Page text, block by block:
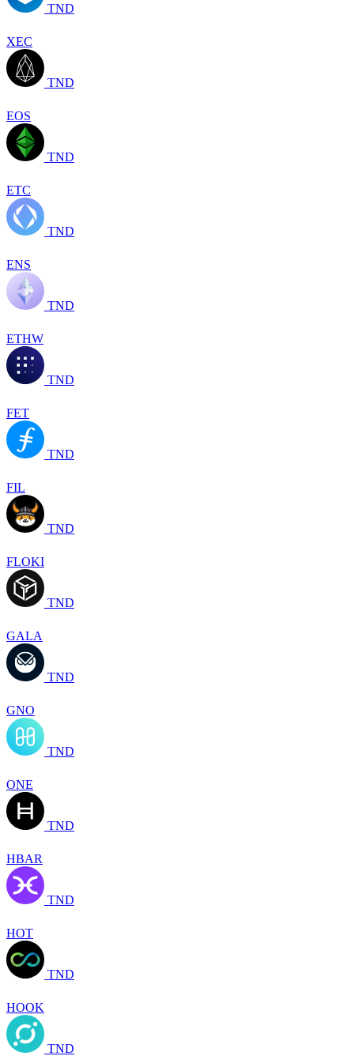
TND
XEC
TND
EOS
TND
ETC
TND
ENS
TND
ETHW
TND
FET
TND
FIL
TND
FLOKI
TND
GALA
TND
GNO
TND
ONE
TND
HBAR
TND
HOT
TND
HOOK
TND